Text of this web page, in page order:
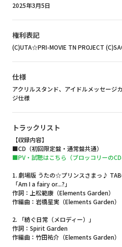
2025年3月5日
権利表記
(C)UTA☆PRI-MOVIE TN PROJECT
仕様
アクリルスタンド、アイドルメッセージ
ジ仕様
トラックリスト
【収録内容】
■CD（初回限定盤・通常盤共通）
■PV・試聴はこちら（ブロッコリーの
1. 劇場版 うたの☆プリンスさまっ♪
「Am I a fairy or...?」
作詞：上松範康（Elements Garden）
作編曲：岩橋星実（Elements Garden）
2. 「紡ぐ日常（メロディー）」
作詞：Spirit Garden
作編曲：竹田祐介（Elements Garden）